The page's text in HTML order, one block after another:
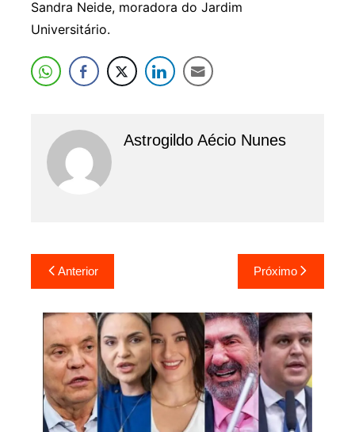
Sandra Neide, moradora do Jardim
Universitário.
Astrogildo Aécio Nunes
Navegação
de
Post
Anterior Próximo